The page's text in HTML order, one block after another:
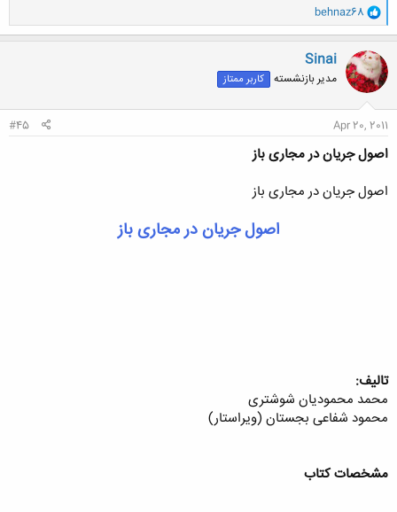
و
ا
ک
ن
ش
ه
ا
behnaz68
Sinai
مدیر بازنشسته کاربر ممتاز
Apr 20, 2011
#45
اصول جریان در مجاری باز
اصول جریان در مجاری باز
اصول جریان در مجاری باز
تالیف:
محمد محمودیان شوشتری
محمود شفاعی بجستان (ويراستار)
مشخصات کتاب